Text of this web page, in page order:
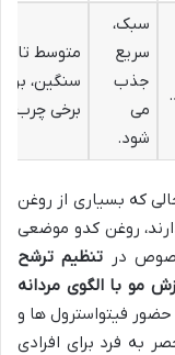
سبک،
سریع
جذب
می
شود.
متوسط تا
سنگین، برای
برخی چرب.
که بسیاری از روغن
روغن کدو موضعی
در تنظیم ترشح
مو با الگوی مردانه
حضور فیتواسترول ها و
به فرد برای افرادی